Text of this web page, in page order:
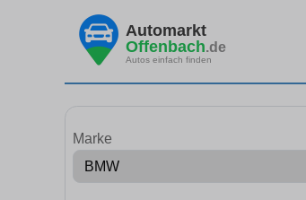
Automarkt
Offenbach.de
Autos einfach finden
Marke